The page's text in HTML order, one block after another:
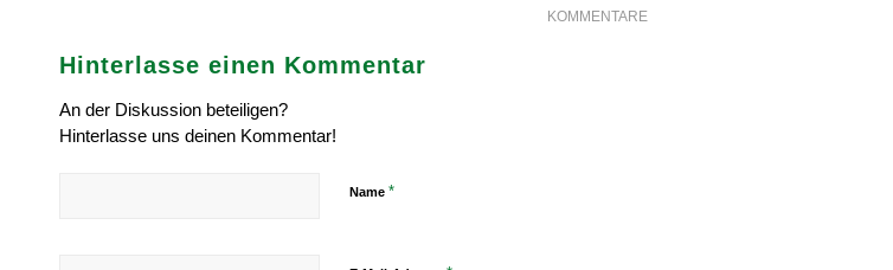
KOMMENTARE
Hinterlasse einen Kommentar
An der Diskussion beteiligen?
Hinterlasse uns deinen Kommentar!
Name *